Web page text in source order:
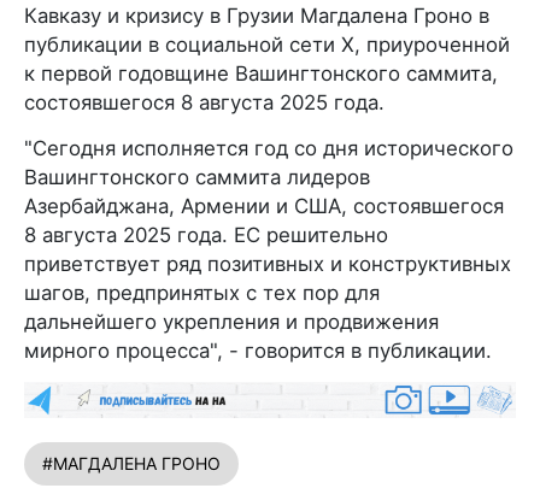
Кавказу и кризису в Грузии Магдалена Гроно в
публикации в социальной сети X, приуроченной
к первой годовщине Вашингтонского саммита,
состоявшегося 8 августа 2025 года.
"Сегодня исполняется год со дня исторического
Вашингтонского саммита лидеров
Азербайджана, Армении и США, состоявшегося
8 августа 2025 года. ЕС решительно
приветствует ряд позитивных и конструктивных
шагов, предпринятых с тех пор для
дальнейшего укрепления и продвижения
мирного процесса", - говорится в публикации.
#МАГДАЛЕНА ГРОНО